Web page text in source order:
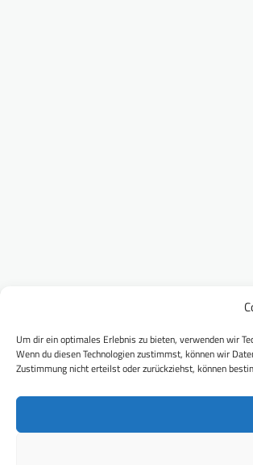
Um dir ein optimales Erlebnis zu bieten, verwenden wir
Wenn du diesen Technologien zustimmst, können wir
Zustimmung nicht erteilst oder zurückziehst, können